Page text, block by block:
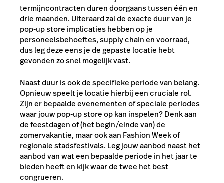
termijncontracten duren doorgaans tussen één en
drie maanden. Uiteraard zal de exacte duur van je
pop-up store implicaties hebben op je
personeelsbehoeftes, supply chain en voorraad,
dus leg deze eens je de gepaste locatie hebt
gevonden zo snel mogelijk vast.
Naast duur is ook de specifieke periode van belang.
Opnieuw speelt je locatie hierbij een cruciale rol.
Zijn er bepaalde evenementen of speciale periodes
waar jouw pop-up store op kan inspelen? Denk aan
de feestdagen of (het begin/einde van) de
zomervakantie, maar ook aan Fashion Week of
regionale stadsfestivals. Leg jouw aanbod naast het
aanbod van wat een bepaalde periode in het jaar te
bieden heeft en kijk waar de twee het best
congrueren.